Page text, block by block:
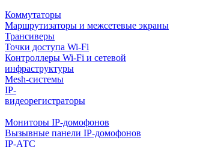
Коммутаторы
Маршрутизаторы и межсетевые экраны
Трансиверы
Точки доступа Wi-Fi
Контроллеры Wi-Fi и сетевой
инфраструктуры
Mesh-системы
IP-
видеорегистраторы
и
Мониторы IP-домофонов
Вызывные панели IP-домофонов
IP-АТС